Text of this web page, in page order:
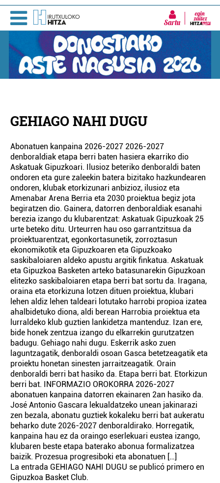
Sartu
GEHIAGO NAHI DUGU
Abonatuen kanpaina 2026-2027 2026-2027
denboraldiak etapa berri baten hasiera ekarriko dio
Askatuak Gipuzkoari. Ilusioz beteriko denboraldi baten
ondoren eta gure zaleekin batera bizitako hazkundearen
ondoren, klubak etorkizunari anbizioz, ilusioz eta
Amenabar Arena Berria eta 2030 proiektua begiz jota
begiratzen dio. Gainera, datorren denboraldiak esanahi
berezia izango du klubarentzat: Askatuak Gipuzkoak 25
urte beteko ditu. Urteurren hau oso garrantzitsua da
proiektuarentzat, egonkortasunetik, zorroztasun
ekonomikotik eta Gipuzkoaren eta Gipuzkoako
saskibaloiaren aldeko apustu argitik finkatua. Askatuak
eta Gipuzkoa Basketen arteko batasunarekin Gipuzkoan
elitezko saskibaloiaren etapa berri bat sortu da. Iragana,
oraina eta etorkizuna lotzen dituen proiektua, klubari
lehen aldiz lehen taldeari lotutako harrobi propioa izatea
ahalbidetuko diona, aldi berean Harrobia proiektua eta
lurraldeko klub guztien lankidetza mantenduz. Izan ere,
bide honek zentzua izango du elkarrekin gurutzatzen
badugu. Gehiago nahi dugu. Eskerrik asko zuen
laguntzagatik, denboraldi osoan Gasca betetzeagatik eta
proiektu honetan sinesten jarraitzeagatik. Orain
denboraldi berri bat hasiko da. Etapa berri bat. Etorkizun
berri bat. INFORMAZIO OROKORRA 2026-2027
abonatuen kanpaina datorren ekainaren 2an hasiko da.
José Antonio Gascara lekualdatzeko unean jakinarazi
zen bezala, abonatu guztiek kokaleku berri bat aukeratu
beharko dute 2026-2027 denboraldirako. Horregatik,
kanpaina hau ez da oraingo eserlekuari eustea izango,
klubaren beste etapa baterako abonua formalizatzea
baizik. Prozesua progresiboki eta abonatuen […]
La entrada GEHIAGO NAHI DUGU se publicó primero en
Gipuzkoa Basket Club.